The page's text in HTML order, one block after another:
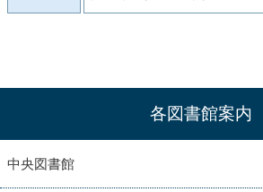
各図書館案内
中央図書館